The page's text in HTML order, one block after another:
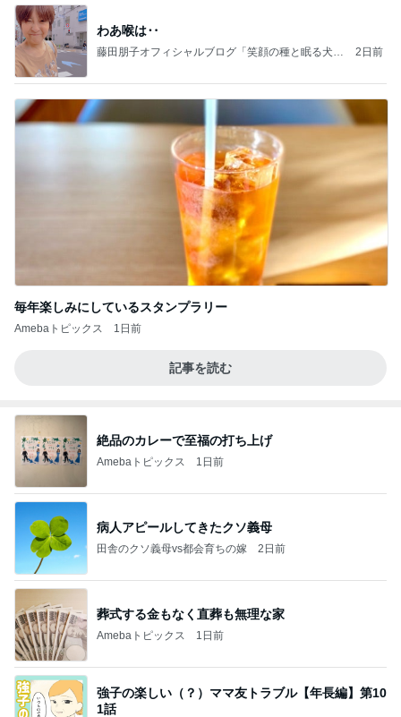
わあ喉は‥
藤田朋子オフィシャルブログ「笑顔の種と眠る犬」
2日前
毎年楽しみにしているスタンプラリー
Amebaトピックス 1日前
記事を読む
絶品のカレーで至福の打ち上げ
Amebaトピックス 1日前
病人アピールしてきたクソ義母
田舎のクソ義母vs都会育ちの嫁 2日前
葬式する金もなく直葬も無理な家
Amebaトピックス 1日前
強子の楽しい（？）ママ友トラブル【年長編】第10
1話